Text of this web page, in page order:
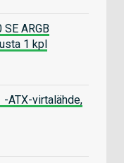
ARGB
1 kpl
-ATX-virtalähde,